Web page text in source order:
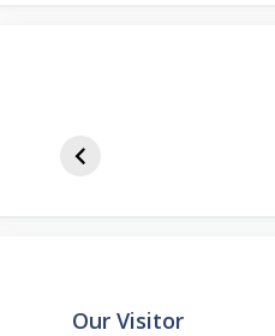
Our Visitor